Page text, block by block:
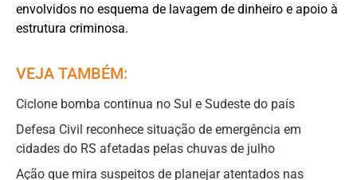
envolvidos no esquema de lavagem de dinheiro e apoio à
estrutura criminosa.
VEJA TAMBÉM:
Ciclone bomba continua no Sul e Sudeste do país
Defesa Civil reconhece situação de emergência em
cidades do RS afetadas pelas chuvas de julho
Ação que mira suspeitos de planejar atentados nas